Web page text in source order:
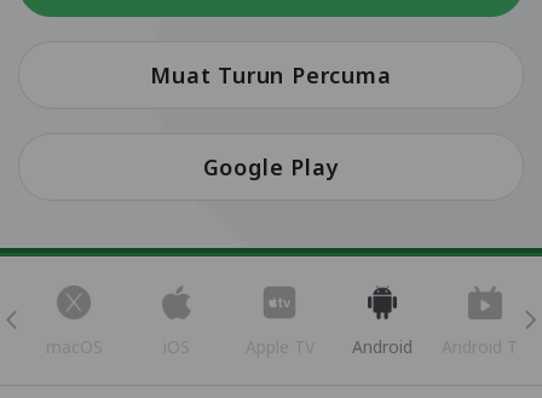
Muat Turun Percuma
Google Play
macOS iOS Apple TV Android Android TV